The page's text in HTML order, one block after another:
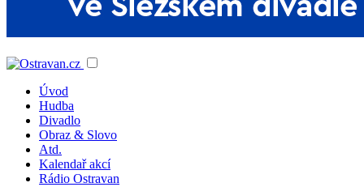
Úvod
Hudba
Divadlo
Obraz & Slovo
Atd.
Kalendař akcí
Rádio Ostravan